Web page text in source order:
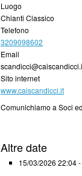
Luogo
Chianti Classico
Telefono
3209098602
Email
Sito internet
www.caiscandicci.it
Comunichiamo a Soci
Altre date
15/03/2026 22:04